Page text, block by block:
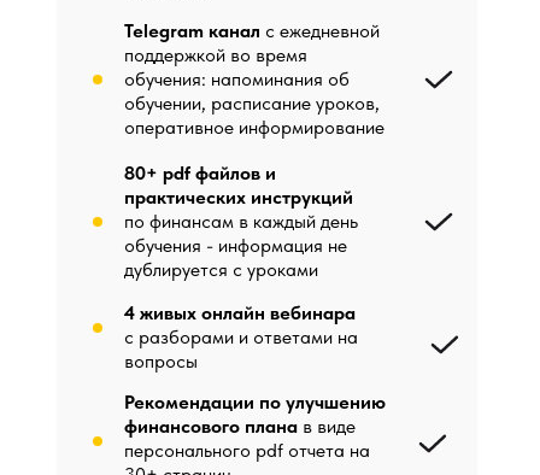
4 живых онлайн вебинара
с разборами и ответами на
вопросы
Рекомендации по улучшению
финансового плана в виде
персонального pdf отчета на
Telegram канал c ежедневной
поддержкой во время
обучения: напоминания об
обучении, расписание уроков,
оперативное информирование
80+ pdf файлов и
практических инструкций
по финансам в каждый день
обучения - информация не
дублируется с уроками